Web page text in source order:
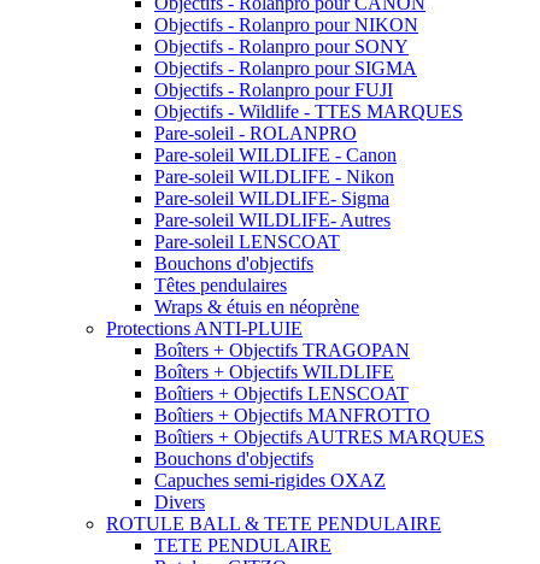
Objectifs - Rolanpro pour NIKON
Objectifs - Rolanpro pour SONY
Objectifs - Rolanpro pour SIGMA
Objectifs - Rolanpro pour FUJI
Objectifs - Wildlife - TTES MARQUES
Pare-soleil - ROLANPRO
Pare-soleil WILDLIFE - Canon
Pare-soleil WILDLIFE - Nikon
Pare-soleil WILDLIFE- Sigma
Pare-soleil WILDLIFE- Autres
Pare-soleil LENSCOAT
Bouchons d'objectifs
Têtes pendulaires
Wraps & étuis en néoprène
Protections ANTI-PLUIE
Boîters + Objectifs TRAGOPAN
Boîters + Objectifs WILDLIFE
Boîtiers + Objectifs LENSCOAT
Boîtiers + Objectifs MANFROTTO
Boîtiers + Objectifs AUTRES MARQUES
Bouchons d'objectifs
Capuches semi-rigides OXAZ
Divers
ROTULE BALL & TETE PENDULAIRE
TETE PENDULAIRE